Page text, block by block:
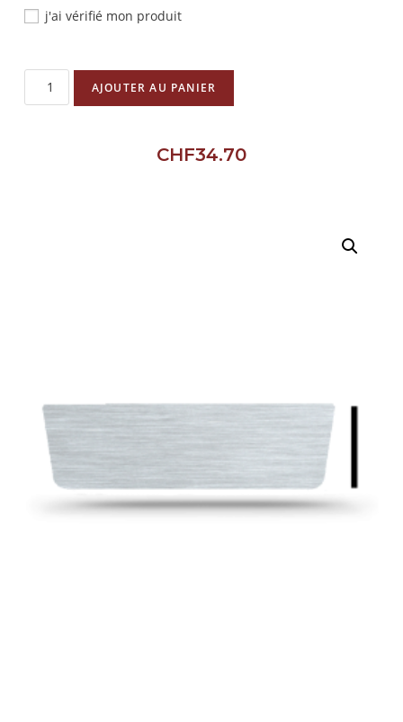
j'ai vérifié mon produit
AJOUTER AU PANIER
CHF34.70